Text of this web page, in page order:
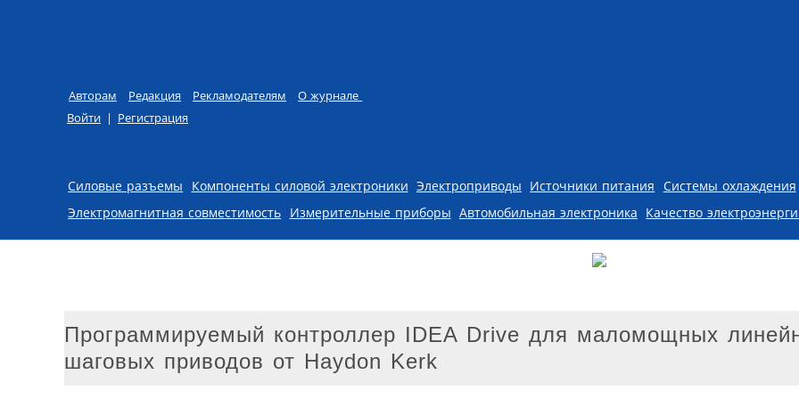
Авторам Редакция Рекламодателям
О журнале
Войти | Регистрация
Skip to content
Силовые разъемы Компоненты силовой электроники Электроприводы Источники питания Системы охлаждения
Электромагнитная совместимость Измерительные приборы Автомобильная электроника Качество
Программируемый контроллер IDEA Drive для маломощных
шаговых приводов от Haydon Kerk